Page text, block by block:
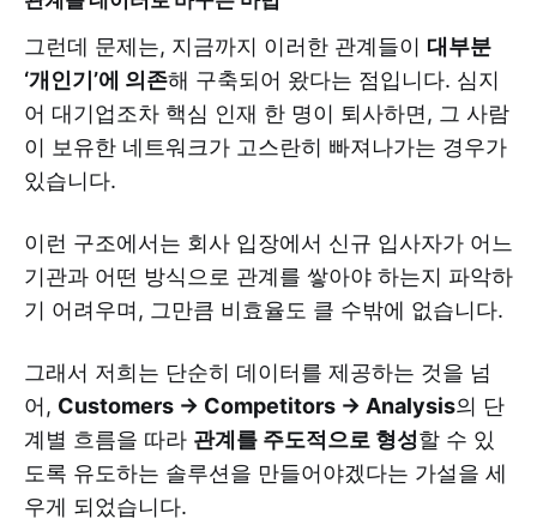
그런데 문제는, 지금까지 이러한 관계들이 대부분
‘개인기’에 의존해 구축되어 왔다는 점입니다. 심지
어 대기업조차 핵심 인재 한 명이 퇴사하면, 그 사람
이 보유한 네트워크가 고스란히 빠져나가는 경우가
있습니다.
이런 구조에서는 회사 입장에서 신규 입사자가 어느
기관과 어떤 방식으로 관계를 쌓아야 하는지 파악하
기 어려우며, 그만큼 비효율도 클 수밖에 없습니다.
그래서 저희는 단순히 데이터를 제공하는 것을 넘
어, Customers → Competitors → Analysis의 단
계별 흐름을 따라 관계를 주도적으로 형성할 수 있
도록 유도하는 솔루션을 만들어야겠다는 가설을 세
우게 되었습니다.